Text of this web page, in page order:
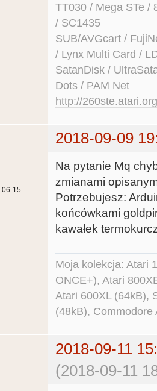
TT030 / Mega STe /
/ SC1435
SUB/AVGcart /
/ Lynx Multi Card /
SatanDisk /
Dots / PAM Net
http://260ste.atari.org
2018-09-09
15
Na pytanie Mq
zmianami
Potrzebujesz:
końcówkami
kawałek
Moja kolekcja: Atari
ONCE+), Atari
Atari 600XL (64kB),
(48kB),
2018-09-11
(2018-09-11